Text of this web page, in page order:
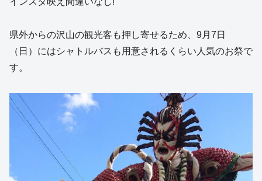
県外からの沢山の観光客も押し寄せるため、9月7日
（日）にはシャトルバスも用意されるくらい人気のお祭で
す。